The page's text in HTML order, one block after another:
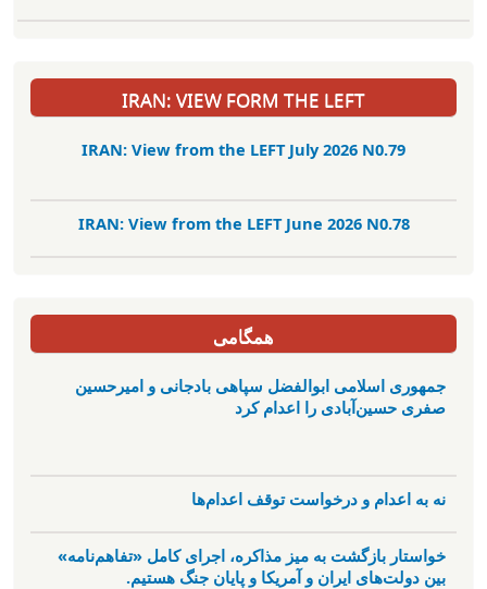
IRAN: VIEW FORM THE LEFT
IRAN: View from the LEFT July 2026 N0.79
IRAN: View from the LEFT June 2026 N0.78
همگامی
جمهوری اسلامی ابوالفضل سپاهی بادجانی و امیرحسین
صفری حسین‌آبادی را اعدام کرد
نه به اعدام و درخواست توقف اعدام‌ها
خواستار بازگشت به میز مذاکره، اجرای کامل «تفاهم‌نامه»
بین دولت‌های ایران و آمریکا و پایان جنگ هستیم.